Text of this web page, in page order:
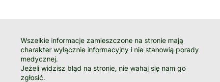
Wszelkie informacje zamieszczone na stronie mają
charakter wyłącznie informacyjny i nie stanowią porady
medycznej.
Jeżeli widzisz błąd na stronie, nie wahaj się nam go
zgłosić.